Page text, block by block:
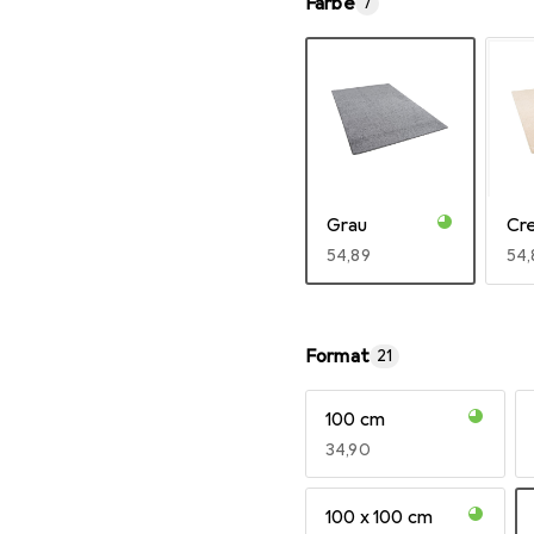
Grau
EUR
54,89
Format 21
100 cm
EUR
34,90
100 x 100 cm